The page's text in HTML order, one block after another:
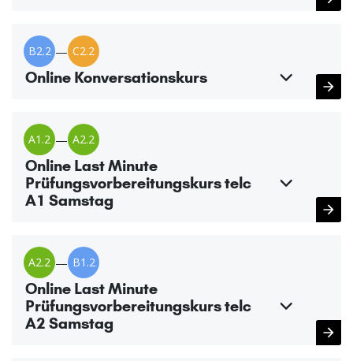
B2.2 — C2.2
Online Konversationskurs
A1.2 — A2.2
Online Last Minute
Prüfungsvorbereitungskurs telc
A1 Samstag
A2.2 — B1.2
Online Last Minute
Prüfungsvorbereitungskurs telc
A2 Samstag